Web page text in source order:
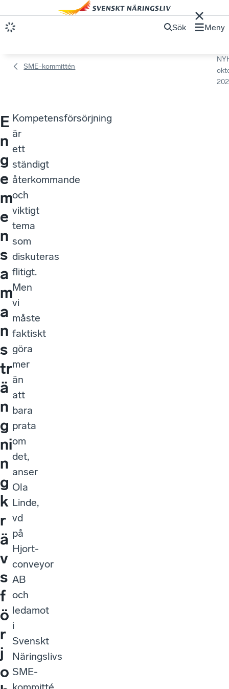
Sök Meny
SME-kommittén
E
n
g
e
m
e
n
s
a
m
a
n
s
tr
ä
n
g
ni
n
g
k
r
ä
v
s
f
ö
r
j
o
Kompetensförsörjning
är
ett
ständigt
återkommande
och
viktigt
tema
som
diskuteras
flitigt.
Men
vi
måste
faktiskt
göra
mer
än
att
bara
prata
om
det,
anser
Ola
Linde,
vd
på
Hjort-
conveyor
AB
och
ledamot
i
Svenskt
Näringslivs
SME-